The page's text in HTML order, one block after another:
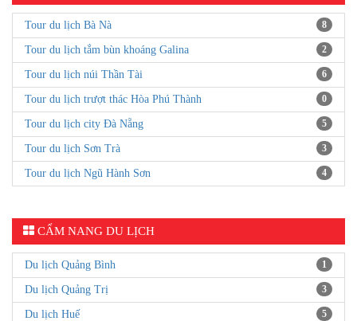
Tour du lịch Bà Nà 8
Tour du lịch tắm bùn khoáng Galina 2
Tour du lịch núi Thần Tài 6
Tour du lịch trượt thác Hòa Phú Thành 0
Tour du lịch city Đà Nẵng 5
Tour du lịch Sơn Trà 3
Tour du lịch Ngũ Hành Sơn 4
CẨM NANG DU LỊCH
Du lịch Quảng Bình 1
Du lịch Quảng Trị 3
Du lịch Huế 5